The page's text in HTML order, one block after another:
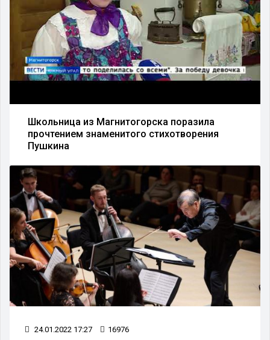
Школьница из Магнитогорска поразила
прочтением знаменитого стихотворения
Пушкина
24.01.2022 17:27 16976